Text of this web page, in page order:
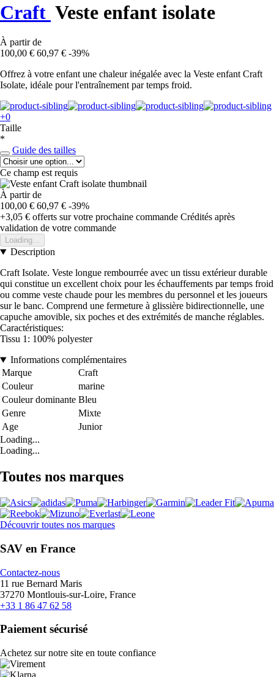
Craft Veste enfant isolate
À partir de
100,00 € 60,97 € -39%
Offrez à votre enfant une chaleur inégalée avec la Veste enfant Craft
Isolate, idéale pour l'entraînement par temps froid.
+0
Taille
*
Guide des tailles
Ce champ est requis
À partir de
100,00 € 60,97 € -39%
+3,05 € offerts sur votre prochaine commande Crédités après
validation de votre commande
Loading...
Description
Craft Isolate. Veste longue rembourrée avec un tissu extérieur durable
qui constitue un excellent choix pour les échauffements par temps froid
ou comme veste chaude pour les membres du personnel et les joueurs
sur le banc. Comprend une fermeture à glissière bidirectionnelle, une
capuche amovible, six poches et des extrémités de manche réglables.
Caractéristiques:
Tissu 1: 100% polyester
Informations complémentaires
Marque
Craft
Couleur
marine
Couleur dominante Bleu
Genre
Mixte
Age
Junior
Loading...
Loading...
Toutes nos marques
Découvrir toutes nos marques
SAV en France
Contactez-nous
11 rue Bernard Maris
37270 Montlouis-sur-Loire, France
+33 1 86 47 62 58
Paiement sécurisé
Achetez sur notre site en toute confiance